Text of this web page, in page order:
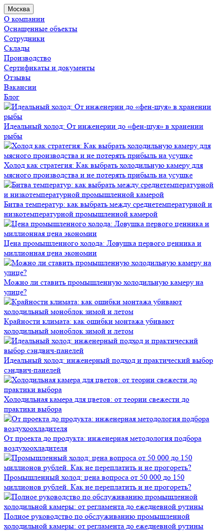
Москва
О компании
Оснащенные объекты
Сотрудники
Склады
Производство
Сертификаты и документы
Отзывы
Вакансии
Блог
Идеальный холод: От инженерии до «фен-шуя» в хранении
рыбы
Холод как стратегия: Как выбрать холодильную камеру для
мясного производства и не потерять прибыль на усушке
Битва температур: как выбрать между среднетемпературной и
низкотемпературной промышленной камерой
Цена промышленного холода: Ловушка первого ценника и
миллионная цена экономии
Можно ли ставить промышленную холодильную камеру на
улице?
Крайности климата: как ошибки монтажа убивают
холодильный моноблок зимой и летом
Идеальный холод: инженерный подход и практический выбор
сэндвич-панелей
Холодильная камера для цветов: от теории свежести до
практики выбора
От проекта до продукта: инженерная методология подбора
воздухоохладителя
Промышленный холод: цена вопроса от 50 000 до 150
миллионов рублей. Как не переплатить и не прогореть?
Полное руководство по обслуживанию промышленной
холодильной камеры: от регламента до ежедневной рутины